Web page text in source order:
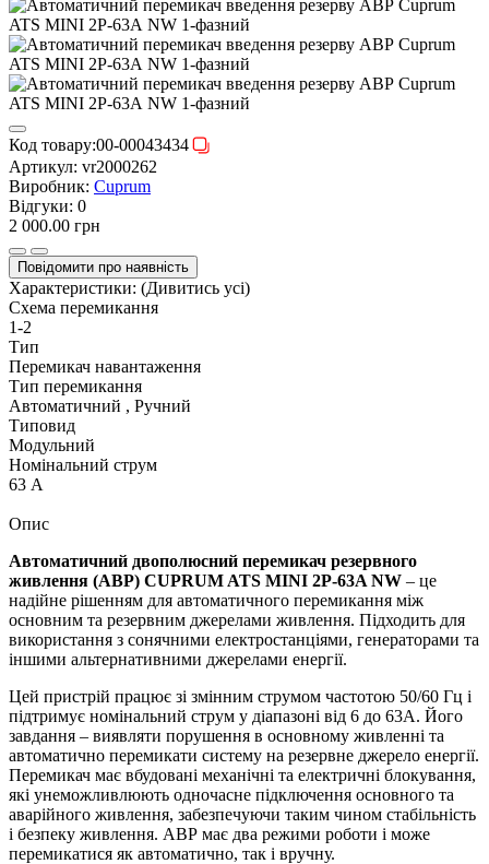
Код товару:00-00043434
Артикул: vr2000262
Виробник: Cuprum
Відгуки: 0
2 000.00 грн
Повідомити про наявність
Характеристики: (Дивитись усі)
Схема перемикання
1-2
Тип
Перемикач навантаження
Тип перемикання
Автоматичний , Ручний
Типовид
Модульний
Номінальний струм
63 А
Опис
Автоматичний двополюсний перемикач резервного
живлення (АВР) CUPRUM ATS MINI 2P-63A NW – це
надійне рішенням для автоматичного перемикання між
основним та резервним джерелами живлення. Підходить для
використання з сонячними електростанціями, генераторами та
іншими альтернативними джерелами енергії.
Цей пристрій працює зі змінним струмом частотою 50/60 Гц і
підтримує номінальний струм у діапазоні від 6 до 63А. Його
завдання – виявляти порушення в основному живленні та
автоматично перемикати систему на резервне джерело енергії.
Перемикач має вбудовані механічні та електричні блокування,
які унеможливлюють одночасне підключення основного та
аварійного живлення, забезпечуючи таким чином стабільність
і безпеку живлення. АВР має два режими роботи і може
перемикатися як автоматично, так і вручну.